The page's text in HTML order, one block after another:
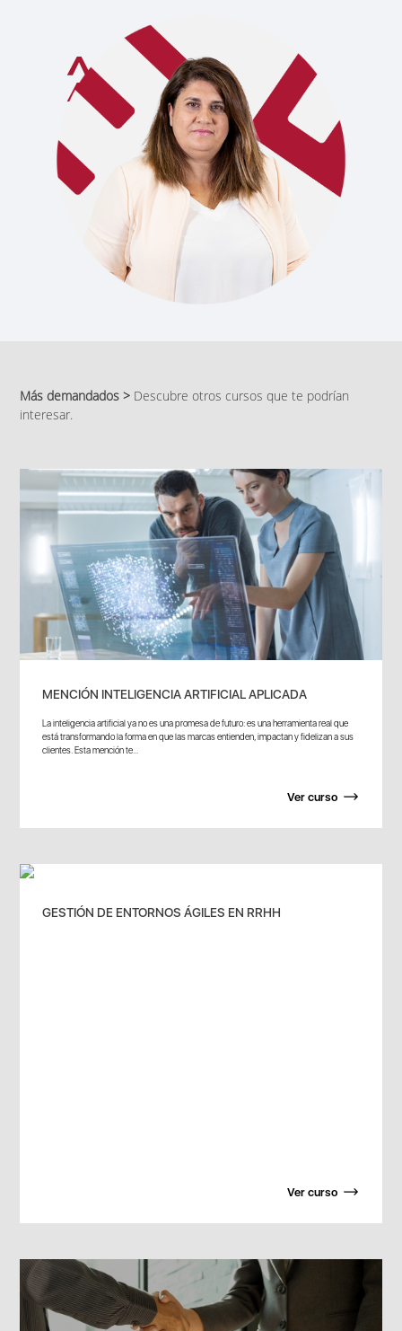
Más demandados > Descubre otros cursos que te podrían
interesar.
MENCIÓN INTELIGENCIA ARTIFICIAL APLICADA
La inteligencia artificial ya no es una promesa de futuro: es una herramienta real que
está transformando la forma en que las marcas entienden, impactan y fidelizan a sus
clientes. Esta mención te...
Ver curso
GESTIÓN DE ENTORNOS ÁGILES EN RRHH
Ver curso